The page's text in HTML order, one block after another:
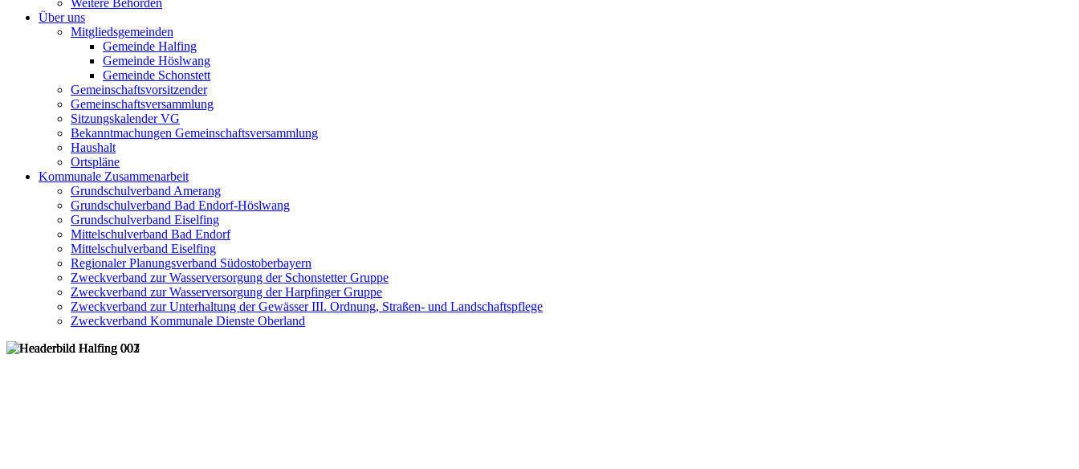
Weitere Behörden
Über uns
Mitgliedsgemeinden
Gemeinde Halfing
Gemeinde Höslwang
Gemeinde Schonstett
Gemeinschaftsvorsitzender
Gemeinschaftsversammlung
Sitzungskalender VG
Bekanntmachungen Gemeinschaftsversammlung
Haushalt
Ortspläne
Kommunale Zusammenarbeit
Grundschulverband Amerang
Grundschulverband Bad Endorf-Höslwang
Grundschulverband Eiselfing
Mittelschulverband Bad Endorf
Mittelschulverband Eiselfing
Regionaler Planungsverband Südostoberbayern
Zweckverband zur Wasserversorgung der Schonstetter Gruppe
Zweckverband zur Wasserversorgung der Harpfinger Gruppe
Zweckverband zur Unterhaltung der Gewässer III. Ordnung, Straßen- und Landschaftspflege
Zweckverband Kommunale Dienste Oberland